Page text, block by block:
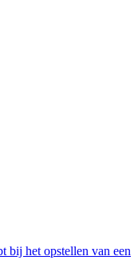
bij het opstellen van een